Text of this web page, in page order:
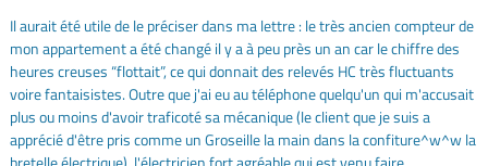
Il aurait été utile de le préciser dans ma lettre : le très ancien compteur de
mon appartement a été changé il y a à peu près un an car le chiffre des
heures creuses “flottait”, ce qui donnait des relevés HC très fluctuants
voire fantaisistes. Outre que j'ai eu au téléphone quelqu'un qui m'accusait
plus ou moins d'avoir traficoté sa mécanique (le client que je suis a
apprécié d'être pris comme un Groseille la main dans la confiture^w^w la